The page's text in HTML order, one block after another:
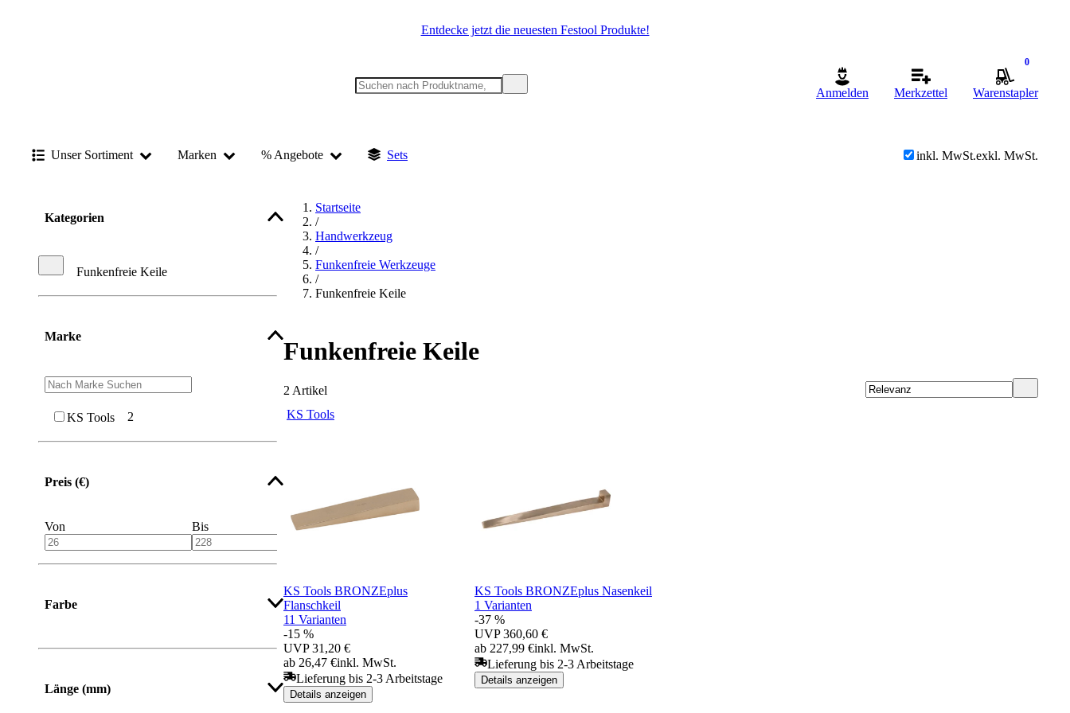
Entdecke jetzt die neuesten Festool Produkte!
Anmelden Merkzettel
0
Warenstapler
Unser Sortiment Marken % Angebote Sets inkl. MwSt.exkl. MwSt.
Kategorien
Funkenfreie Keile
Marke
KS Tools 2
Preis (€)
Von Bis
Farbe
Länge (mm)
Startseite
/
Handwerkzeug
/
Funkenfreie Werkzeuge
/
Funkenfreie Keile
Funkenfreie Keile
2 Artikel
KS Tools
KS Tools BRONZEplus
Flanschkeil
11 Varianten
-15 %
UVP 31,20 €
ab 26,47 €inkl. MwSt.
Lieferung bis 2-3 Arbeitstage
Details anzeigen
KS Tools BRONZEplus Nasenkeil
1 Varianten
-37 %
UVP 360,60 €
ab 227,99 €inkl. MwSt.
Lieferung bis 2-3 Arbeitstage
Details anzeigen